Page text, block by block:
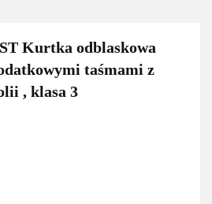
Kurtka odblaskowa
taśmami z
, klasa 3